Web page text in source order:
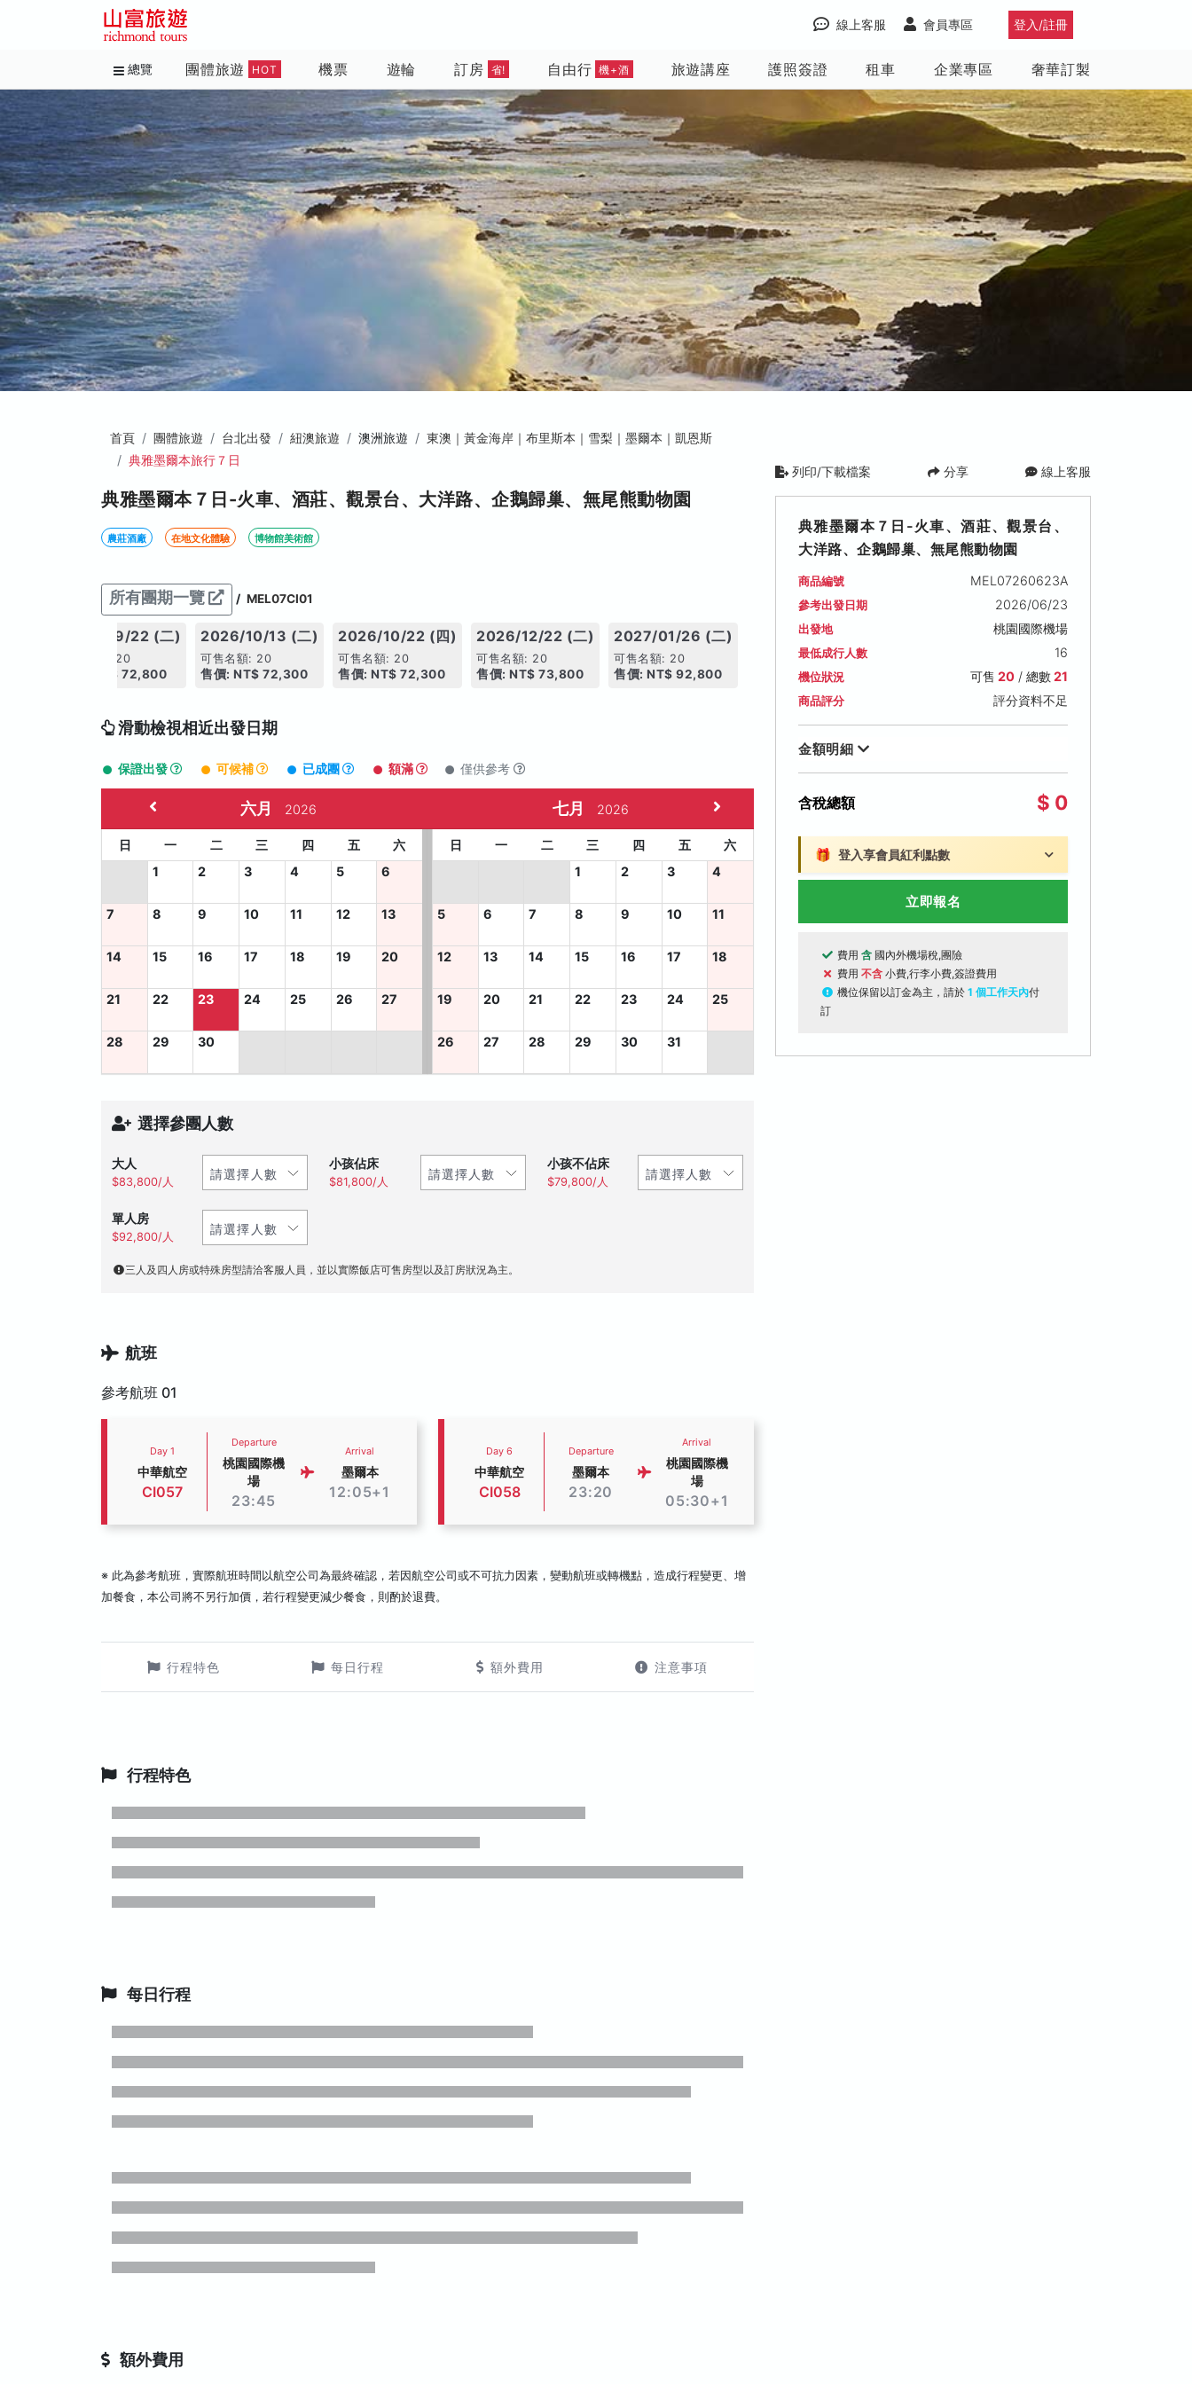
登入/註冊
會員專區
線上客服
總覽 團體旅遊 HOT 機票 遊輪 訂房 省! 自由行 機+酒 旅遊講座 護照簽證 租車 企業專區 奢華訂製
首頁 團體旅遊 台北出發 紐澳旅遊 澳洲旅遊
東澳｜黃金海岸｜布里斯本｜雪梨｜墨爾本｜凱恩斯
典雅墨爾本旅行７日
典雅墨爾本７日-火車、酒莊、觀景台、大洋路、企鵝歸巢、無尾熊動物園
農莊酒廠 在地文化體驗 博物館美術館
所有團期一覽 / MEL07CI01
2026/09/22 (二)
可售名額: 20
售價: NT$ 72,800
2026/10/13 (二)
可售名額: 20
售價: NT$ 72,300
2026/10/22 (四)
可售名額: 20
售價: NT$ 72,300
2026/12/22 (二)
可售名額: 20
售價: NT$ 73,800
2027/01/26 (二)
可售名額: 20
售價: NT$ 92,800
滑動檢視相近出發日期
保證出發 可候補 已成團 額滿 僅供參考
六月 2026
日 一 二 三 四 五
六
1
2 3 4 5 6
7 8 9 10 11 12 13
14 15 16 17 18 19 20
21 22 23 24 25 26 27
28 29 30
七月 2026
日 一 二 三 四 五
六
1
2 3 4
5 6 7 8 9 10 11
12 13 14 15 16 17 18
19 20 21 22 23 24 25
26 27 28 29 30 31
選擇參團人數
大人
$83,800/人
小孩佔床
$81,800/人
小孩不佔床
$79,800/人
單人房
$92,800/人
三人及四人房或特殊房型請洽客服人員，並以實際飯店可售房型以及訂房狀況為主。
航班
參考航班 01
Day 1
中華航空
CI057
Departure
桃園國際機
場
23:45
Arrival
墨爾本
12:05+1
Day 6
中華航空
CI058
Departure
墨爾本
23:20
Arrival
桃園國際機
場
05:30+1
※ 此為參考航班，實際航班時間以航空公司為最終確認，若因航空公司或不可抗力因素，變動航班或轉機點，造成行程變更、增
加餐食，本公司將不另行加價，若行程變更減少餐食，則酌於退費。
行程特色 每日行程 額外費用 注意事項
行程特色
每日行程
額外費用
列印/下載檔案 分享 線上客服
典雅墨爾本７日-火車、酒莊、觀景台、
大洋路、企鵝歸巢、無尾熊動物園
商品編號 MEL07260623A
參考出發日期 2026/06/23
出發地 桃園國際機場
最低成行人數 16
機位狀況 可售 20/ 總數21
商品評分 評分資料不足
金額明細
含稅總額 $ 0
🎁 登入享會員紅利點數
立即報名
費用 含 國內外機場稅,團險
費用 不含 小費,行李小費,簽證費用
機位保留以訂金為主，請於 1 個工作天內付
訂